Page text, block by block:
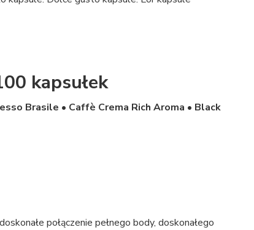
kapsułek
Brasile • Caffè Crema Rich Aroma • Black
połączenie pełnego body, doskonałego